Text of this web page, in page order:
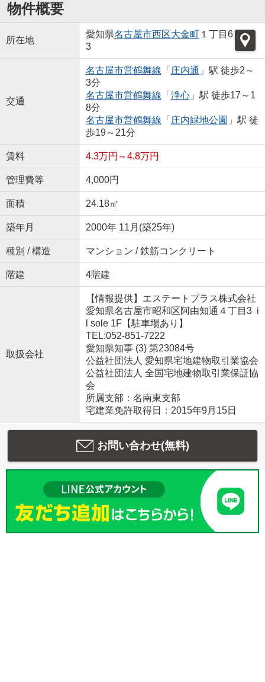
物件概要
所在地
愛知県名古屋市西区大金町１丁目6
3
交通
名古屋市営鶴舞線 「 庄内通 」駅 徒歩2～
3分
名古屋市営鶴舞線 「 浄心」駅 徒歩17～1
8分
名古屋市営鶴舞線 「 庄内緑地公園 」駅 徒
歩19～21分
賃料 4.3万円～4.8万円
管理費等 4,000円
面積 24.18㎡
築年月 2000年 11月(築25年)
種別 / 構造 マンション / 鉄筋コンクリート
階建 4階建
取扱会社
【情報提供】エステートプラス株式会社
愛知県名古屋市昭和区阿由知通４丁目3 i
l sole 1F【駐車場あり】
TEL:052-851-7222
愛知県知事 (3) 第23084号
公益社団法人 愛知県宅地建物取引業協会
公益社団法人 全国宅地建物取引業保証協
会
所属支部：名南東支部
宅建業免許取得日：2015年9月15日
お問い合わせ(無料)